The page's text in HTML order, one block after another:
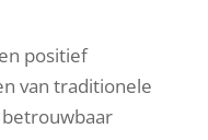
positief
van traditionele